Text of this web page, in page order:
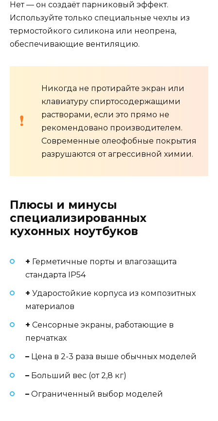
Нет — он создаёт парниковый эффект.
Используйте только специальные чехлы из
термостойкого силикона или неопрена,
обеспечивающие вентиляцию.
Никогда не протирайте экран или
клавиатуру спиртосодержащими
растворами, если это прямо не
рекомендовано производителем.
Современные олеофобные покрытия
разрушаются от агрессивной химии.
Плюсы и минусы
специализированных
кухонных ноутбуков
+ Герметичные порты и влагозащита
стандарта IP54
+ Ударостойкие корпуса из композитных
материалов
+ Сенсорные экраны, работающие в
перчатках
– Цена в 2-3 раза выше обычных моделей
– Больший вес (от 2,8 кг)
– Ограниченный выбор моделей